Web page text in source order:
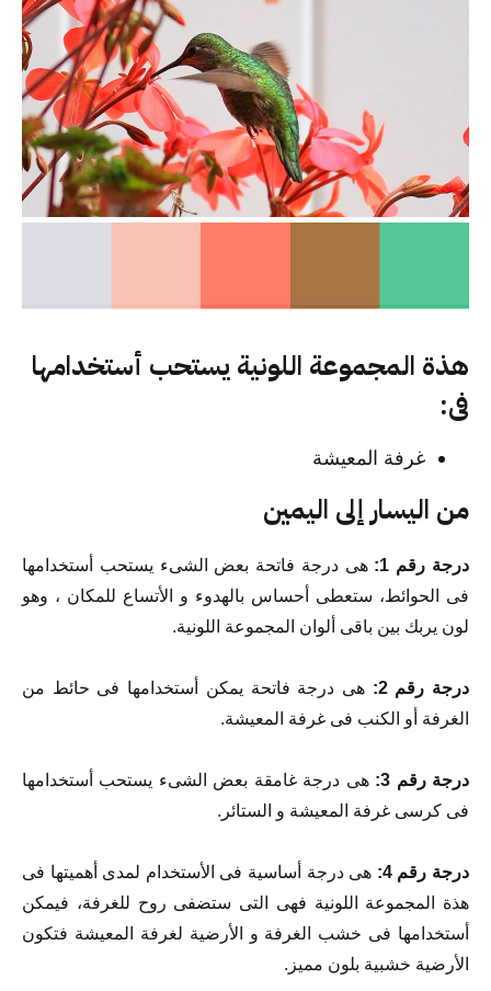
هذة المجموعة اللونية يستحب أستخدامها
فى:
غرفة المعيشة
من اليسار إلى اليمين
درجة رقم 1:
هى درجة فاتحة بعض الشىء يستحب أستخدامها
فى الحوائط، ستعطى أحساس بالهدوء و الأتساع للمكان ، وهو
لون يربك بين باقى ألوان المجموعة اللونية.
درجة رقم 2:
هى درجة فاتحة يمكن أستخدامها فى حائط من
الغرفة أو الكنب فى غرفة المعيشة.
درجة رقم 3:
هى درجة غامقة بعض الشىء يستحب أستخدامها
فى كرسى غرفة المعيشة و الستائر.
درجة رقم 4:
هى درجة أساسية فى الأستخدام لمدى أهميتها فى
هذة المجموعة اللونية فهى التى ستضفى روح للغرفة، فيمكن
أستخدامها فى خشب الغرفة و الأرضية لغرفة المعيشة فتكون
الأرضية خشبية بلون مميز.